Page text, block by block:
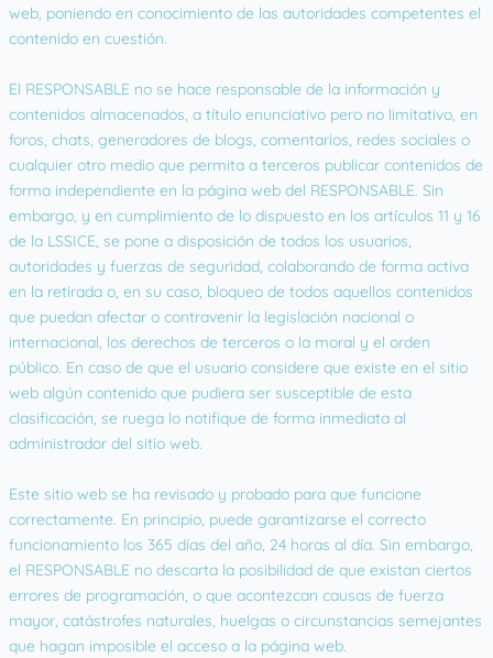
web, poniendo en conocimiento de las autoridades competentes el
contenido en cuestión.
El RESPONSABLE no se hace responsable de la información y
contenidos almacenados, a título enunciativo pero no limitativo, en
foros, chats, generadores de blogs, comentarios, redes sociales o
cualquier otro medio que permita a terceros publicar contenidos de
forma independiente en la página web del RESPONSABLE. Sin
embargo, y en cumplimiento de lo dispuesto en los artículos 11 y 16
de la LSSICE, se pone a disposición de todos los usuarios,
autoridades y fuerzas de seguridad, colaborando de forma activa
en la retirada o, en su caso, bloqueo de todos aquellos contenidos
que puedan afectar o contravenir la legislación nacional o
internacional, los derechos de terceros o la moral y el orden
público. En caso de que el usuario considere que existe en el sitio
web algún contenido que pudiera ser susceptible de esta
clasificación, se ruega lo notifique de forma inmediata al
administrador del sitio web.
Este sitio web se ha revisado y probado para que funcione
correctamente. En principio, puede garantizarse el correcto
funcionamiento los 365 días del año, 24 horas al día. Sin embargo,
el RESPONSABLE no descarta la posibilidad de que existan ciertos
errores de programación, o que acontezcan causas de fuerza
mayor, catástrofes naturales, huelgas o circunstancias semejantes
que hagan imposible el acceso a la página web.